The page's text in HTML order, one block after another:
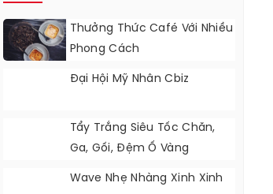
Thưởng Thức Café Với Nhiều
Phong Cách
Đại Hội Mỹ Nhân Cbiz
Tẩy Trắng Siêu Tốc Chăn,
Ga, Gối, Đệm Ố Vàng
Wave Nhẹ Nhàng Xinh Xinh